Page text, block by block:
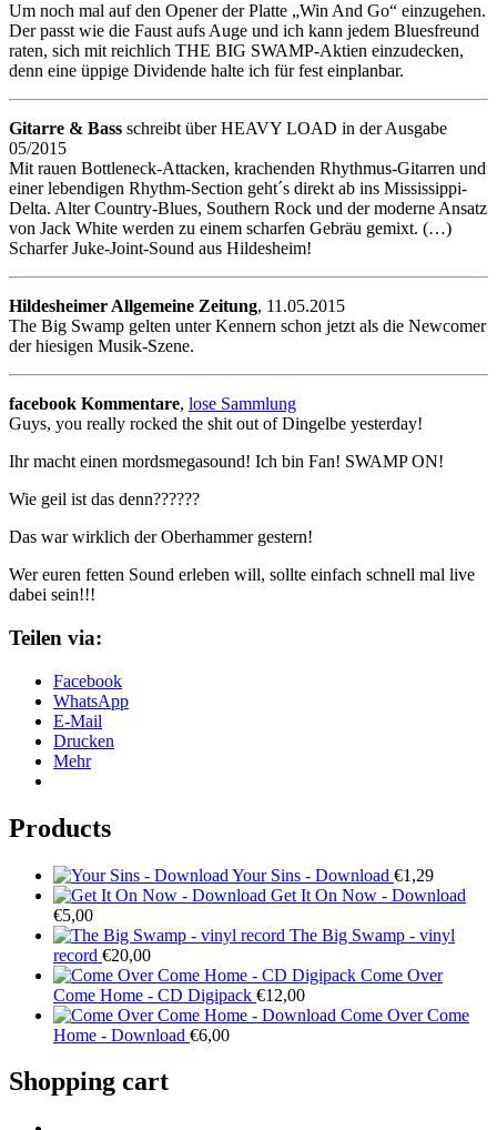
Um noch mal auf den Opener der Platte „Win And Go“ einzugehen.
Der passt wie die Faust aufs Auge und ich kann jedem Bluesfreund
raten, sich mit reichlich THE BIG SWAMP-Aktien einzudecken,
denn eine üppige Dividende halte ich für fest einplanbar.
Gitarre & Bass schreibt über HEAVY LOAD in der Ausgabe
05/2015
Mit rauen Bottleneck-Attacken, krachenden Rhythmus-Gitarren und
einer lebendigen Rhythm-Section geht´s direkt ab ins Mississippi-
Delta. Alter Country-Blues, Southern Rock und der moderne Ansatz
von Jack White werden zu einem scharfen Gebräu gemixt. (…)
Scharfer Juke-Joint-Sound aus Hildesheim!
Hildesheimer Allgemeine Zeitung, 11.05.2015
The Big Swamp gelten unter Kennern schon jetzt als die Newcomer
der hiesigen Musik-Szene.
facebook Kommentare, lose Sammlung
Guys, you really rocked the shit out of Dingelbe yesterday!
Ihr macht einen mordsmegasound! Ich bin Fan! SWAMP ON!
Wie geil ist das denn??????
Das war wirklich der Oberhammer gestern!
Wer euren fetten Sound erleben will, sollte einfach schnell mal live
dabei sein!!!
Teilen via:
Facebook
WhatsApp
E-Mail
Drucken
Mehr
Products
Your Sins - Download €1,29
Get It On Now - Download
€5,00
The Big Swamp - vinyl
record €20,00
Come Over
Come Home - CD Digipack €12,00
Come Over Come
Home - Download €6,00
Shopping cart